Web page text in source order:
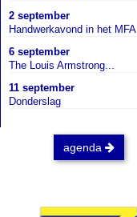
2 september
Handwerkavond in het MFA
6 september
The Louis Armstrong...
11 september
Donderslag
agenda